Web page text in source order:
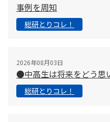
事例を周知
総研とりコレ！
2026年08月03日
●中高生は将来をどう
総研とりコレ！